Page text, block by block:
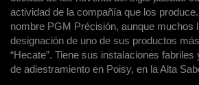
actividad de la compañía que los
nombre PGM Précisión, aunque muchos
designación de uno de sus productos
“Hecate”. Tiene sus instalaciones
de adiestramiento en Poisy, en la Alta